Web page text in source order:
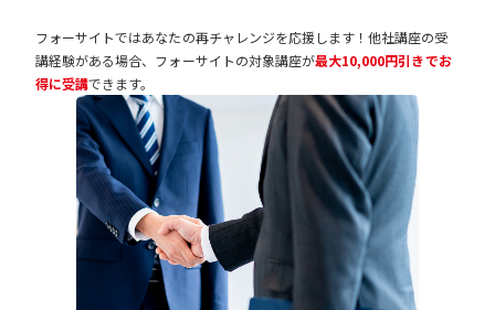
フォーサイトではあなたの再チャレンジを応援します！他社講座の受
講経験がある場合、フォーサイトの対象講座が最大10,000円引きでお
得に受講できます。